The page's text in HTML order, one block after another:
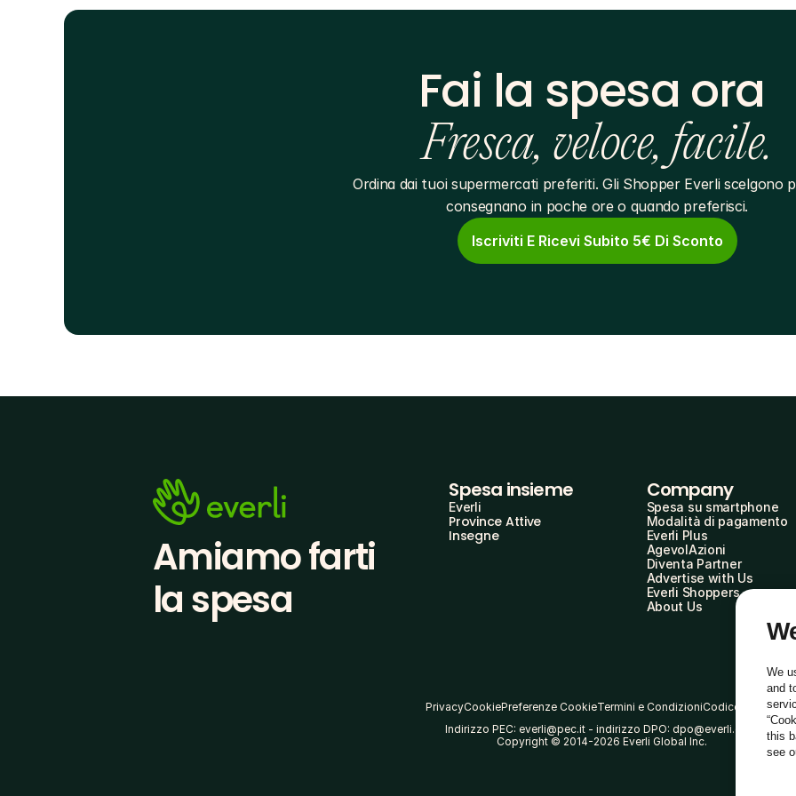
Fai la spesa ora
Fresca, veloce, facile.
Ordina dai tuoi supermercati preferiti. Gli Shopper Everli scelgono
consegnano in poche ore o quando preferisci.
Iscriviti E Ricevi Subito 5€ Di Sconto
Amiamo farti
la spesa
Spesa insieme
Everli
Province Attive
Insegne
Company
Spesa su smartphone
Modalità di pagamento
Everli Plus
AgevolAzioni
Diventa Partner
Advertise with Us
Everli Shoppers
About Us
PrivacyCookiePreferenze CookieTermini e CondizioniCodice Etico
Indirizzo PEC: everli@pec.it - indirizzo DPO: dpo@everli.com
Copyright © 2014-2026 Everli Global Inc.
We
and
this
see